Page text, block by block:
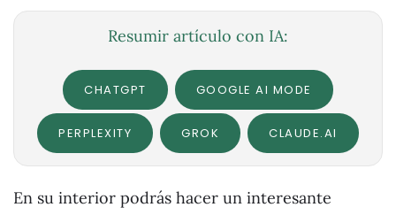
Resumir artículo con IA:
CHATGPT GOOGLE AI MODE
PERPLEXITY GROK CLAUDE.AI
En su interior podrás hacer un interesante